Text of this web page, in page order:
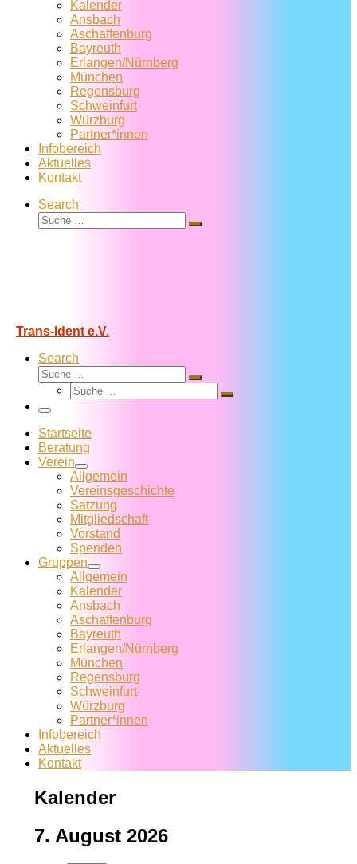
Kalender
Ansbach
Aschaffenburg
Bayreuth
Erlangen/Nürnberg
München
Regensburg
Schweinfurt
Würzburg
Partner*innen
Infobereich
Aktuelles
Kontakt
Search
Suche
Suche
Trans-Ident e.V.
Search
Suche
Suche
Suche
Suche
Menü
Startseite
Beratung
Verein
Allgemein
Vereins­geschichte
Satzung
Mitglied­schaft
Vorstand
Spenden
Gruppen
Allgemein
Kalender
Ansbach
Aschaffenburg
Bayreuth
Erlangen/Nürnberg
München
Regensburg
Schweinfurt
Würzburg
Partner*innen
Infobereich
Aktuelles
Kontakt
Kalender
7. August 2026